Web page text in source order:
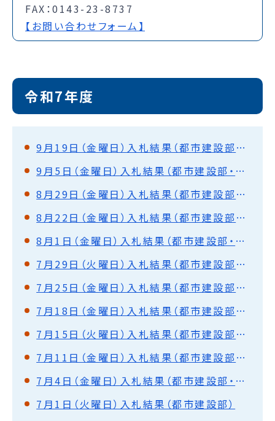
FAX：0143-23-8737
【お問い合わせフォーム】
令和7年度
9月19日（金曜日）入札結果（都市建設部・水道部）
9月5日（金曜日）入札結果（都市建設部・水道部）
8月29日（金曜日）入札結果（都市建設部・水道部）
8月22日（金曜日）入札結果（都市建設部・水道部）
8月1日（金曜日）入札結果（都市建設部・水道部）
7月29日（火曜日）入札結果（都市建設部・水道部）
7月25日（金曜日）入札結果（都市建設部・水道部）
7月18日（金曜日）入札結果（都市建設部・水道部）
7月15日（火曜日）入札結果（都市建設部・水道部）
7月11日（金曜日）入札結果（都市建設部・水道部）
7月4日（金曜日）入札結果（都市建設部・水道部）
7月1日（火曜日）入札結果（都市建設部）